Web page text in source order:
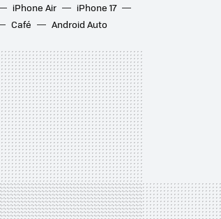
iPhone Air
iPhone 17
Café Android Auto